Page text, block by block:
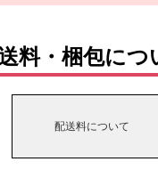
コクラシック
サノオマジック
ンダムシリーズ
料・梱包につ
配送料について